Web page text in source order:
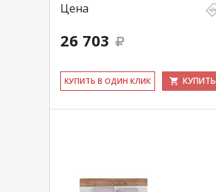
Цена
26 703
КУ­ПИТЬ В ОДИН КЛИК КУПИТЬ